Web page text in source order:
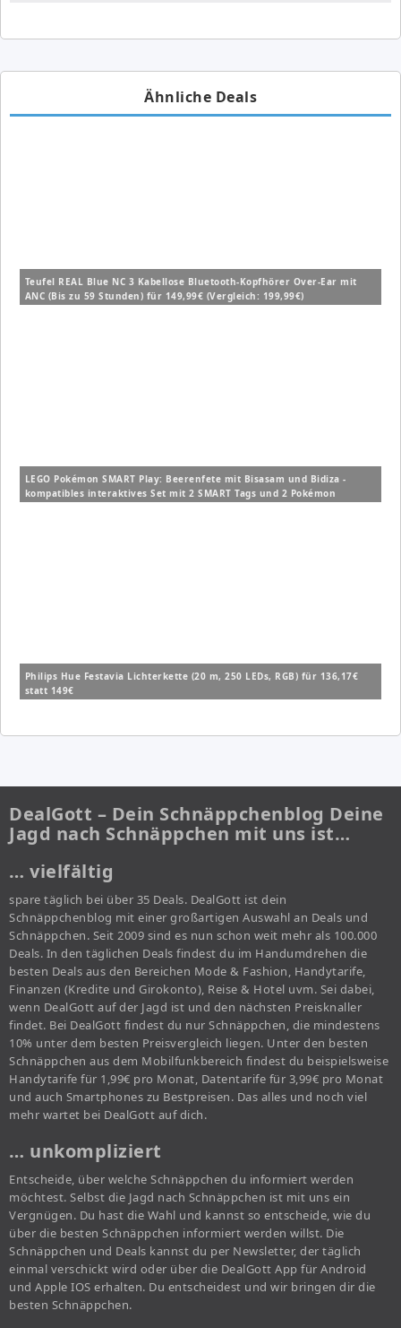
Ähnliche Deals
Teufel REAL Blue NC 3 Kabellose Bluetooth-Kopfhörer Over-Ear mit
ANC (Bis zu 59 Stunden) für 149,99€ (Vergleich: 199,99€)
LEGO Pokémon SMART Play: Beerenfete mit Bisasam und Bidiza -
kompatibles interaktives Set mit 2 SMART Tags und 2 Pokémon
Philips Hue Festavia Lichterkette (20 m, 250 LEDs, RGB) für 136,17€
statt 149€
DealGott – Dein Schnäppchenblog Deine
Jagd nach Schnäppchen mit uns ist…
… vielfältig
spare täglich bei über 35 Deals. DealGott ist dein
Schnäppchenblog mit einer großartigen Auswahl an Deals und
Schnäppchen. Seit 2009 sind es nun schon weit mehr als 100.000
Deals. In den täglichen Deals findest du im Handumdrehen die
besten Deals aus den Bereichen Mode & Fashion, Handytarife,
Finanzen (Kredite und Girokonto), Reise & Hotel uvm. Sei dabei,
wenn DealGott auf der Jagd ist und den nächsten Preisknaller
findet. Bei DealGott findest du nur Schnäppchen, die mindestens
10% unter dem besten Preisvergleich liegen. Unter den besten
Schnäppchen aus dem Mobilfunkbereich findest du beispielsweise
Handytarife für 1,99€ pro Monat, Datentarife für 3,99€ pro Monat
und auch Smartphones zu Bestpreisen. Das alles und noch viel
mehr wartet bei DealGott auf dich.
… unkompliziert
Entscheide, über welche Schnäppchen du informiert werden
möchtest. Selbst die Jagd nach Schnäppchen ist mit uns ein
Vergnügen. Du hast die Wahl und kannst so entscheide, wie du
über die besten Schnäppchen informiert werden willst. Die
Schnäppchen und Deals kannst du per Newsletter, der täglich
einmal verschickt wird oder über die DealGott App für Android
und Apple IOS erhalten. Du entscheidest und wir bringen dir die
besten Schnäppchen.